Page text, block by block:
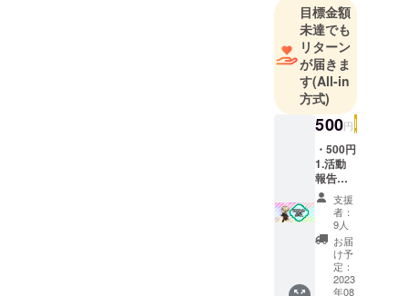
す！
………とは
言うもの
の、芸人気
質が高めか
も🤔
誰とも被ら
ないオリジ
ナリティの
あるライ
バーいかが
ですか！
目標金額
未達でも
リターン
が届きま
す(All-in
方式)
500円
・500円
1.活動
報告公
開※3 2.
スマホ
壁紙
(2532 x
1170・
1080×2
400・
支援
者：
9人
お届
け予
定：
2023
年08